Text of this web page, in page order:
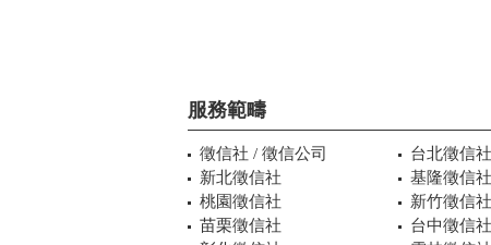
服務範疇
徵信社 / 徵信公司
台北徵信社
新北徵信社
基隆徵信社
桃園徵信社
新竹徵信社
苗栗徵信社
台中徵信社